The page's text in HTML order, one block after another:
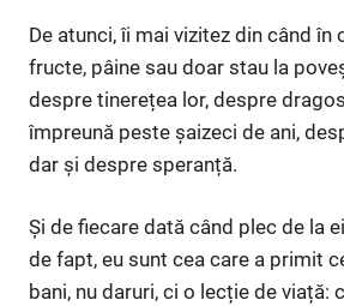
De atunci, îi mai vizitez din când în
fructe, pâine sau doar stau la
despre tinerețea lor, despre
împreună peste șaizeci de ani,
dar și despre speranță.
Și de fiecare dată când plec de la
de fapt, eu sunt cea care a primit
bani, nu daruri, ci o lecție de viață: